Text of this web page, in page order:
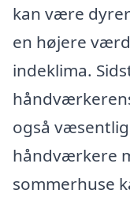
kan være
en højere
indeklima.
også
håndværkere
sommerhuse